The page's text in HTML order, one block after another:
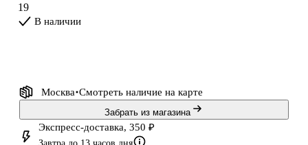
19
В наличии
Москва Смотреть наличие на карте
Забрать из магазина
Экспресс-доставка, 350 ₽